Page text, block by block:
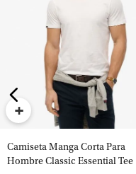
+
Camiseta Manga Corta Para
Hombre Classic Essential Tee